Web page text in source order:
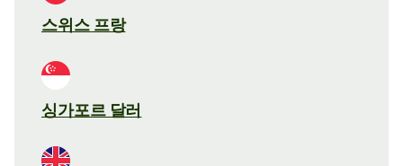
스위스 프랑
싱가포르 달러